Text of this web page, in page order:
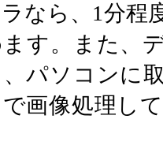
なら、1分程
す。また、
パソコンに
で画像処理し